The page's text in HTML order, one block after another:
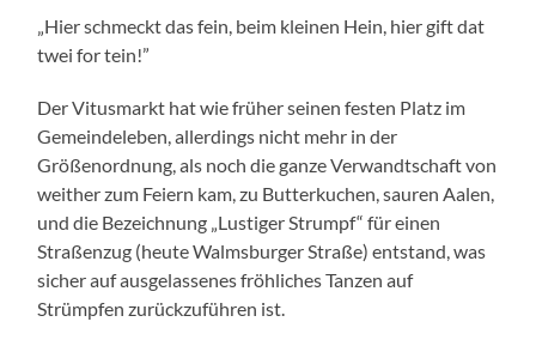
„Hier schmeckt das fein, beim kleinen Hein, hier gift dat
twei for tein!”
Der Vitusmarkt hat wie früher seinen festen Platz im
Gemeindeleben, allerdings nicht mehr in der
Größenordnung, als noch die ganze Verwandtschaft von
weither zum Feiern kam, zu Butterkuchen, sauren Aalen,
und die Bezeichnung „Lustiger Strumpf“ für einen
Straßenzug (heute Walmsburger Straße) entstand, was
sicher auf ausgelassenes fröhliches Tanzen auf
Strümpfen zurückzuführen ist.